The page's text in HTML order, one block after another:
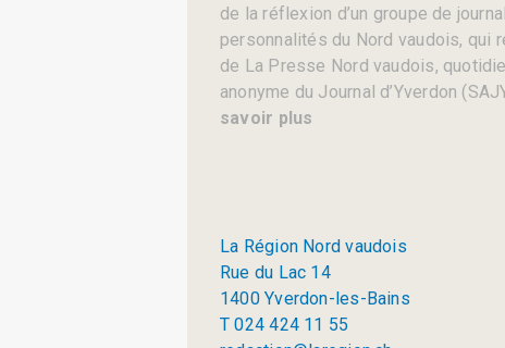
de la réflexion d’un groupe de
personnalités du Nord vaudois, qui
de La Presse Nord vaudois,
anonyme du Journal d’Yverdon
savoir plus
La Région Nord vaudois
Rue du Lac 14
1400 Yverdon-les-Bains
T 024 424 11 55